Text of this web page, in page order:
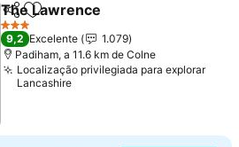
PartilharAdicionar aos favoritos
The Lawrence
3 Estrelas
9,2 Excelente
1.079
Padiham, a 11.6 km de Colne
Localização privilegiada para explorar
Lancashire